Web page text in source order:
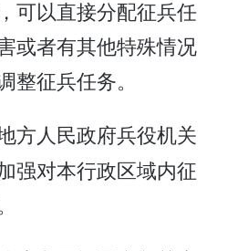
可以直接分配征兵任
或者有其他特殊情况
整征兵任务。
方人民政府兵役机关
强对本行政区域内征